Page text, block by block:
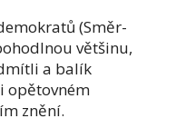
(Směr-
většinu,
a balík
opětovném
znění.